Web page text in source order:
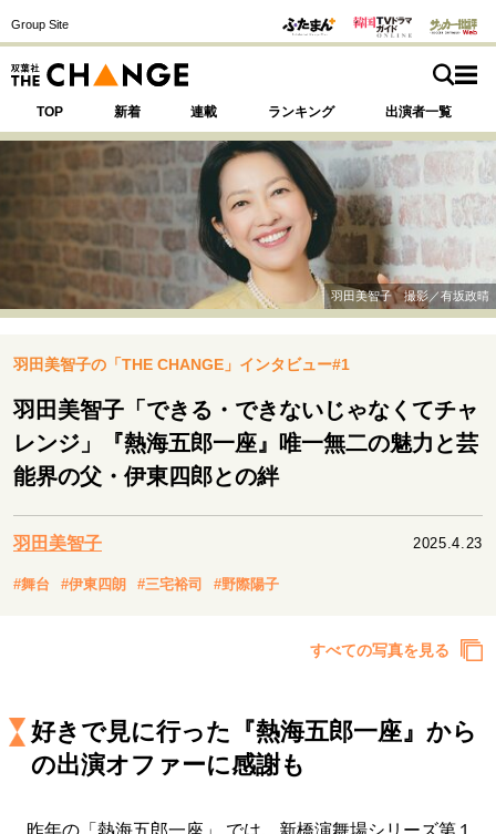
Group Site
TOP 新着 連載 ランキング 出演者一覧
注目の記事テーマで探す
運命を変えた出会い 決断の裏側
挫折からの再起
表現者の葛藤
人生が動いた日 10代の挫折と原点
セカンドキャリアの描き方
夢を掴む選択
リーダーの流儀 変革の原動力
次世代へのバトン
トップが描く未来
マインドセット
羽田美智子 撮影／有坂政晴
羽田美智子の「THE CHANGE」インタビュー#1
羽田美智子「できる・できないじゃなくてチャ
レンジ」『熱海五郎一座』唯一無二の魅力と芸
能界の父・伊東四郎との絆
羽田美智子 2025.4.23
#舞台 #伊東四朗 #三宅裕司 #野際陽子
すべての写真を見る
好きで見に行った『熱海五郎一座』から
の出演オファーに感謝も
昨年の「熱海五郎一座」 では、新橋演舞場シリーズ第１